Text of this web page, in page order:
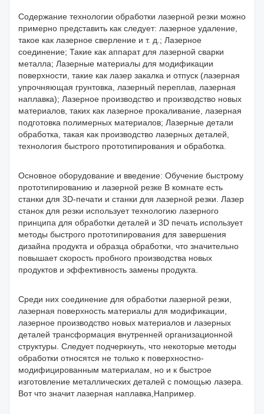
Содержание технологии обработки лазерной резки можно
примерно представить как следует: лазерное удаление,
такое как лазерное сверление и т. д.; Лазерное
соединение; Такие как аппарат для лазерной сварки
металла; Лазерные материалы для модификации
поверхности, такие как лазер закалка и отпуск (лазерная
упрочняющая грунтовка, лазерный переплав, лазерная
наплавка); Лазерное производство и производство новых
материалов, таких как лазерное прокаливание, лазерная
подготовка полимерных материалов; Лазерные детали
обработка, такая как производство лазерных деталей,
технология быстрого прототипирования и обработка.
Основное оборудование и введение: Обучение быстрому
прототипированию и лазерной резке В комнате есть
станки для 3D-печати и станки для лазерной резки. Лазер
станок для резки использует технологию лазерного
принципа для обработки деталей и 3D печать использует
методы быстрого прототипирования для завершения
дизайна продукта и образца обработки, что значительно
повышает скорость пробного производства новых
продуктов и эффективность замены продукта.
Среди них соединение для обработки лазерной резки,
лазерная поверхность материалы для модификации,
лазерное производство новых материалов и лазерных
деталей трансформация внутренней организационной
структуры. Следует подчеркнуть, что некоторые методы
обработки относятся не только к поверхностно-
модифицированным материалам, но и к быстрое
изготовление металлических деталей с помощью лазера.
Вот что значит лазерная наплавка,Например.